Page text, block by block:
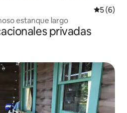
5 (6)
estanque largo
privadas